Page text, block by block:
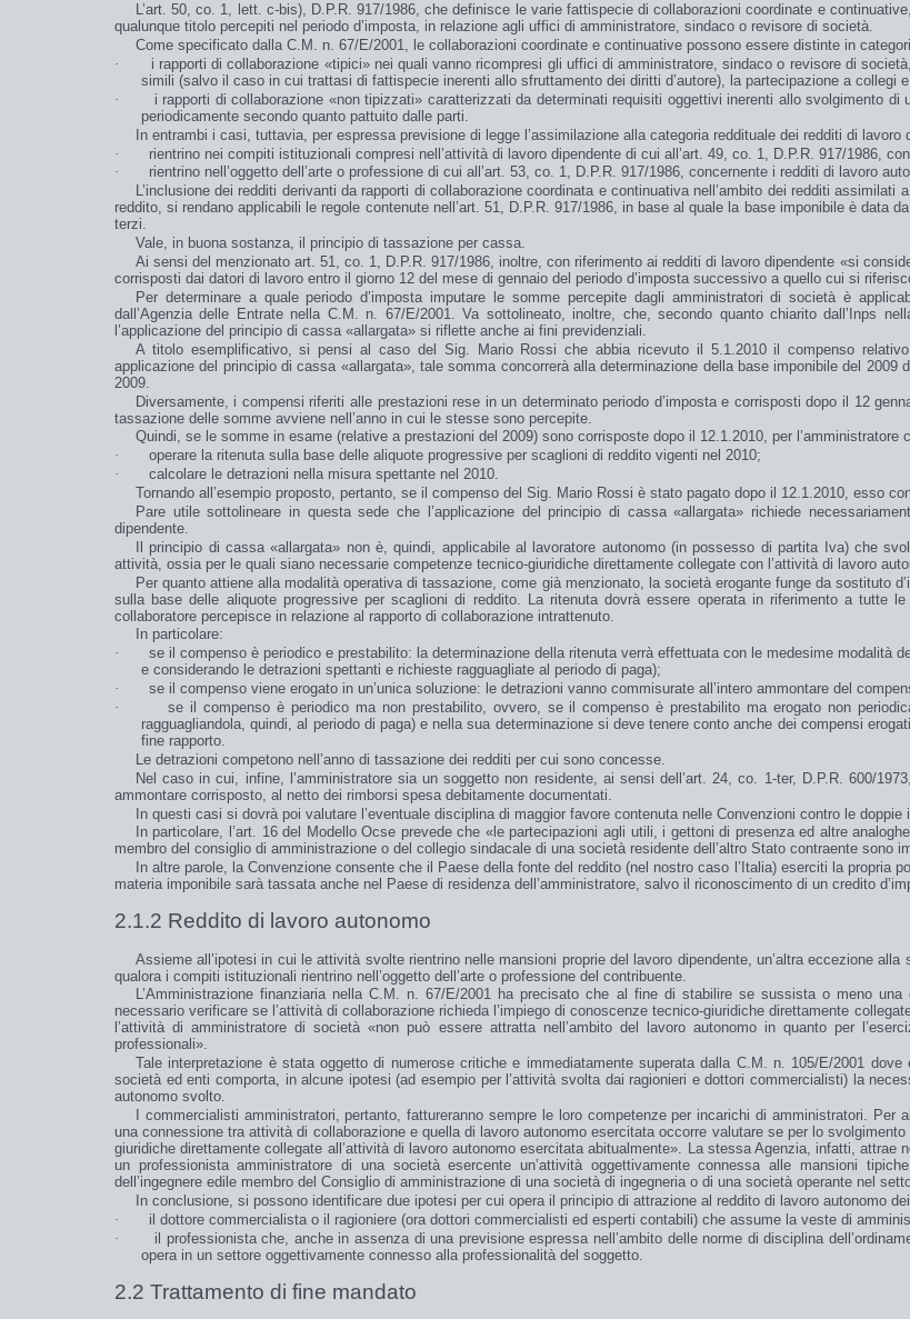
L’art. 50, co. 1, lett. c-bis), D.P.R. 917/1986, che definisce le varie fattispecie di collaborazioni coordinate e continuative,
qualunque titolo percepiti nel periodo d’imposta, in relazione agli uffici di amministratore, sindaco o revisore di società.
Come specificato dalla C.M. n. 67/E/2001, le collaborazioni coordinate e continuative possono essere distinte in
·
i rapporti dicollaborazione «tipici» nei quali vanno ricompresi gli uffici di amministratore, sindaco o revisore di
simili (salvo il caso in cui trattasi di fattispecie inerenti allo sfruttamento dei diritti d’autore), la partecipazione a collegi
·
i rapporti dicollaborazione «non tipizzati» caratterizzati da determinati requisiti oggettivi inerenti allo svolgimento
periodicamente secondo quanto pattuito dalle parti.
In entrambi i casi, tuttavia, per espressa previsione di legge l’assimilazione alla categoria reddituale dei redditi di lavoro
·
rientrino nei compiti istituzionali compresi nell’attività di lavoro dipendente di cui all’art. 49, co. 1, D.P.R. 917/1986,
·
rientrino nell’oggetto dell’arte o professione di cui all’art. 53, co. 1, D.P.R. 917/1986, concernente i redditi di lavoro
L’inclusione dei redditi derivanti da rapporti di collaborazione coordinata e continuativa nell’ambito dei redditi
reddito, si rendano applicabili le regole contenute nell’art. 51, D.P.R. 917/1986, in base al quale la base imponibile è data
terzi.
Vale, in buona sostanza, il principio di tassazione per cassa.
Ai sensi del menzionato art. 51, co. 1, D.P.R. 917/1986, inoltre, con riferimento ai redditi di lavoro dipendente «si
corrisposti dai datori di lavoro entro il giorno 12 del mese di gennaio del periodo d’imposta successivo a quello cui si
Per determinare a quale periodo d’imposta imputare le somme percepite dagli amministratori di società è
dall’Agenzia delle Entrate nella C.M. n. 67/E/2001. Va sottolineato, inoltre, che, secondo quanto chiarito dall’Inps
l’applicazione del principio di cassa «allargata» si riflette anche ai fini previdenziali
A titolo esemplificativo, si pensi al caso del Sig. Mario Rossi che abbia ricevuto il 5.1.2010 il compenso relativo
applicazione del principio di cassa «allargata», tale somma concorrerà alla determinazione della base imponibile del 2009
2009.
Diversamente, i compensi riferiti alle prestazioni rese in un determinato periodo d’imposta e corrispostidopo il 12
tassazione delle somme avviene nell’anno in cui le stesse sono percepite
Quindi, se le somme in esame (relative a prestazioni del 2009) sono corrisposte dopo il 12.1.2010, per
·
operare la ritenuta sulla base delle aliquote progressive per scaglioni di reddito vigenti nel 2010;
·
calcolare le detrazioni nella misura spettante nel 2010.
Tornando all’esempio proposto, pertanto, se il compenso del Sig. Mario Rossi è stato pagato dopo il 12.1.2010, esso
Pare utile sottolineare in questa sede che l’applicazione del principio di cassa «allargata» richiede
dipendente.
Il principio di cassa «allargata» nonè, quindi, applicabile al lavoratore autonomo(in possesso di partita Iva) che
attività, ossia per le quali siano necessarie competenze tecnico-giuridiche direttamente collegate con l’attività di lavoro
Per quanto attiene alla modalità operativa ditassazione , come già menzionato, la societàerogante funge dasostituto
sulla base delle aliquote progressive per scaglioni di reddito. La ritenuta dovrà essere operata in riferimento a tutte
collaboratore percepisce in relazione al rapporto di collaborazione intrattenuto.
In particolare:
·
se il compenso è periodico e prestabilito: la determinazione della ritenuta verrà effettuata con le medesime modalità
e considerando le detrazioni spettanti e richieste ragguagliate al periodo di paga);
·
se il compenso viene erogato in un’unica soluzione: le detrazioni vanno commisurate all’intero ammontare del
·
se ilcompenso è periodicoma non prestabilito, ovvero, se il compenso è prestabilito maerogato non
ragguagliandola, quindi, al periodo di paga) e nella sua determinazione si deve tenere conto anche dei compensi
fine rapporto.
Le detrazioni competono nell’annodi tassazionedei redditi per cui sono concesse.
Nel caso in cui, infine, l’amministratore sia unsoggetto non residente, ai sensi dell’art. 24, co. 1-ter, D.P.R. 600/
ammontare corrisposto, al netto dei rimborsi spesa debitamente documentati.
In questi casi si dovrà poi valutare l’eventuale disciplinadi maggior favorecontenuta nelle Convenzioni contro le doppie
In particolare, l’art. 16 del Modello Ocse prevede che «le partecipazioni agli utili, i gettoni di presenza ed altre
membro del consiglio di amministrazione o del collegio sindacale di una società residente dell’altro Stato contraente sono
In altre parole, la Convenzione consente che il Paese della fonte del reddito (nel nostro caso l’Italia) eserciti la propria
materia imponibile sarà tassata anche nel Paese di residenza dell’amministratore, salvo il riconoscimento di un credito
2.1.2 Reddito di lavoro autonomo
Assieme all’ipotesi in cui le attività svolte rientrino nelle mansioni proprie del lavoro dipendente, un’altra eccezione
qualora i compiti istituzionali rientrino nell’oggetto dell’arte o professione del contribuente.
L’Amministrazione finanziaria nella C.M. n. 67/E/2001 ha precisato che al fine di stabilire se sussista o meno una
necessario verificare se l’attività di collaborazione richieda l’impiego diconoscenze tecnico-giuridiche direttamente
l’attività di amministratore di società «non può essere attratta nell’ambito del lavoro autonomo in quanto per
professionali».
Tale interpretazione è stata oggetto di numerose critiche e immediatamente superata dalla C.M. n. 105/E/2001
società ed enti comporta, in alcune ipotesi (ad esempio per l’attività svolta dai ragionieri e dottori commercialisti) la
autonomo svolto.
I commercialisti amministratori, pertanto, fattureranno sempre le loro competenze per incarichi di amministratori.
una connessione tra attività di collaborazione e quella di lavoro autonomo esercitata occorre valutare se per lo
giuridiche direttamente collegate all’attività di lavoro autonomo esercitata abitualmente». La stessa Agenzia, infatti, attrae
un professionista amministratore di una società esercente un’attività oggettivamente connessaalle mansioni tipiche
dell’ingegnere edile membro del Consiglio di amministrazione di una società di ingegneria o di una società operante nel
In conclusione, si possono identificare due ipotesi per cui opera il principiodi attrazioneal redditodi lavoro autonomodei
·
il dottore commercialista o il ragioniere (ora dottori commercialisti ed esperti contabili) che assume la veste di
·
il professionistache, anche in assenza di una previsione espressa nell’ambito delle norme di disciplina
opera in un settore oggettivamente connesso alla professionalità del soggetto.
2.2 Trattamento di fine mandato